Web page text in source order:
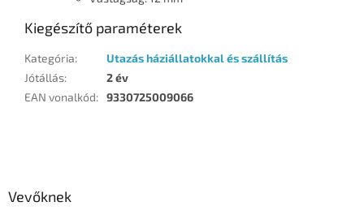
Kiegészítő paraméterek
Kategória:
Utazás háziállatokkal és szállítás
Jótállás:
2 év
EAN vonalkód: 9330725009066
Vevőknek